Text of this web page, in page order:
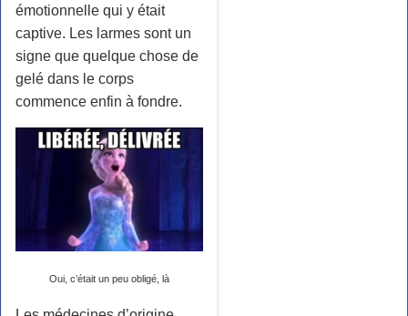
émotionnelle qui y était
captive. Les larmes sont un
signe que quelque chose de
gelé dans le corps
commence enfin à fondre.
Oui, c’était un peu obligé, là